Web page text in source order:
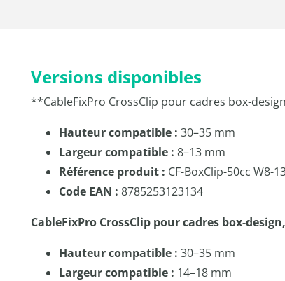
Versions disponibles
**CableFixPro CrossClip pour cadres box-
Hauteur compatible : 30–35 mm
Largeur compatible : 8–13 mm
Référence produit : CF-BoxClip-50cc W8-
Code EAN : 8785253123134
CableFixPro CrossClip pour cadres box-
Hauteur compatible : 30–35 mm
Largeur compatible : 14–18 mm